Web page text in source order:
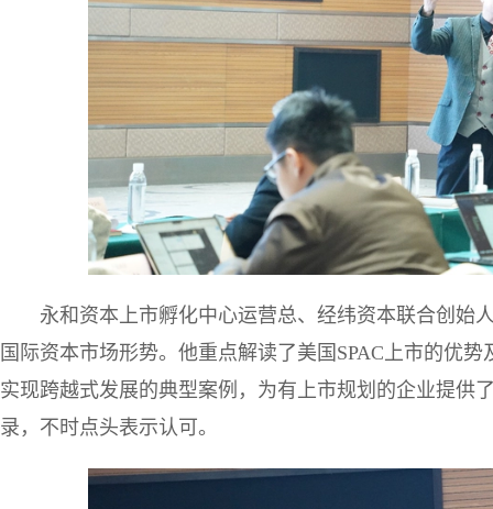
永和资本上市孵化中心运营总、经纬资本联合创始
国际资本市场形势。他重点解读了美国SPAC上市的优
实现跨越式发展的典型案例，为有上市规划的企业提供
录，不时点头表示认可。